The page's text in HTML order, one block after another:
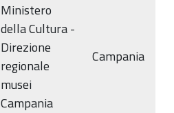
Ministero
della Cultura -
Direzione
regionale
musei
Campania
Campania